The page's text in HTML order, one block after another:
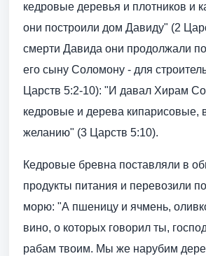
кедровые деревья и плотников и
они построили дом Давиду" (2
смерти Давида они продолжали
его сыну Соломону - для
Царств 5:2-10): "И давал Хирам
кедровые и дерева кипарисовые,
желанию" (3 Царств 5:10).
Кедровые бревна поставляли в
продукты питания и перевозили
морю: "А пшеницу и ячмень,
вино, о которых говорил ты,
рабам твоим. Мы же нарубим